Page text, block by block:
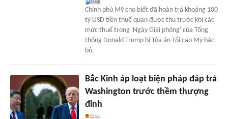
Chính phủ Mỹ cho biết đã hoàn trả khoảng 100
tỷ USD tiền thuế quan được thu trước khi các
mức thuế trong 'Ngày Giải phóng' của Tổng
thống Donald Trump bị Tòa án Tối cao Mỹ bác
bỏ.
Bắc Kinh áp loạt biện pháp đáp trả
Washington trước thềm thượng
đỉnh